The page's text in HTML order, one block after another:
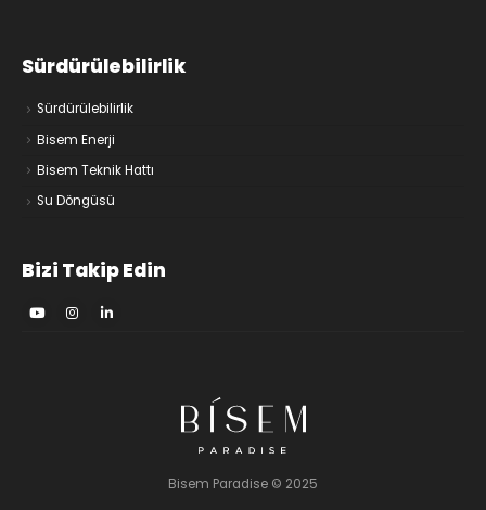
Sürdürülebilirlik
Sürdürülebilirlik
Bisem Enerji
Bisem Teknik Hattı
Su Döngüsü
Bizi Takip Edin
Bisem Paradise © 2025